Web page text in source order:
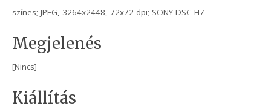
színes; JPEG, 3264x2448, 72x72 dpi; SONY DSC-H7
Megjelenés
[Nincs]
Kiállítás